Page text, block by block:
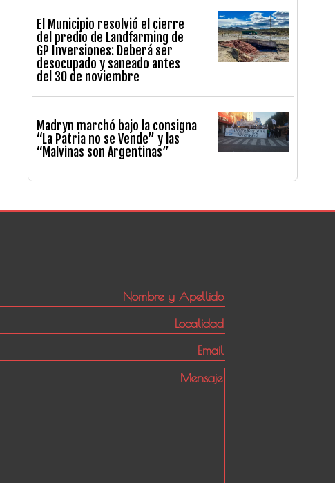
El Municipio resolvió el cierre
del predio de Landfarming de
GP Inversiones: Deberá ser
desocupado y saneado antes
del 30 de noviembre
Madryn marchó bajo la consigna
“La Patria no se Vende” y las
“Malvinas son Argentinas”